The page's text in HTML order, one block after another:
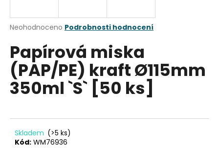
Průměrné
produktu
je
0,0
z
5
hvězdiček.
Neohodnoceno Podrobnosti hodnocení
Papírová miska
(PAP/PE) kraft Ø115mm
350ml `S` [50 ks]
Skladem (>5 ks)
Kód: WM76936
j
t
?